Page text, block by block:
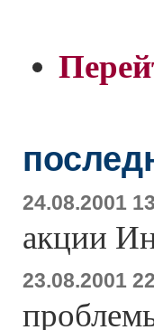
24.08.2001
акции
23.08.2001